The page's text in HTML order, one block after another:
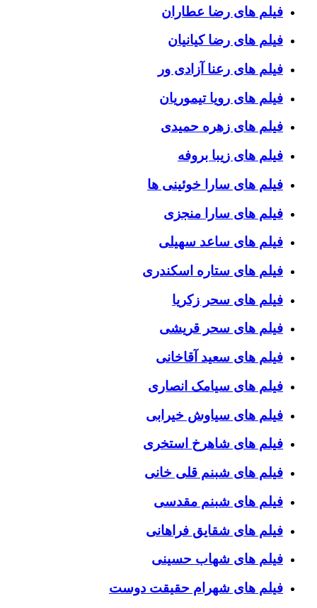
فیلم های رضا عطاران
فیلم های رضا کیانیان
فیلم های رعنا آزادی ور
فیلم های رویا تیموریان
فیلم های زهره حمیدی
فیلم های زیبا بروفه
فیلم های سارا خوئینی ها
فیلم های سارا منجزی
فیلم های ساعد سهیلی
فیلم های ستاره اسکندری
فیلم های سحر زکریا
فیلم های سحر قریشی
فیلم های سعید آقاخانی
فیلم های سیامک انصاری
فیلم های سیاوش خیرابی
فیلم های شاهرخ استخری
فیلم های شبنم قلی خانی
فیلم های شبنم مقدسی
فیلم های شقایق فراهانی
فیلم های شهاب حسینی
فیلم های شهرام حقیقت دوست